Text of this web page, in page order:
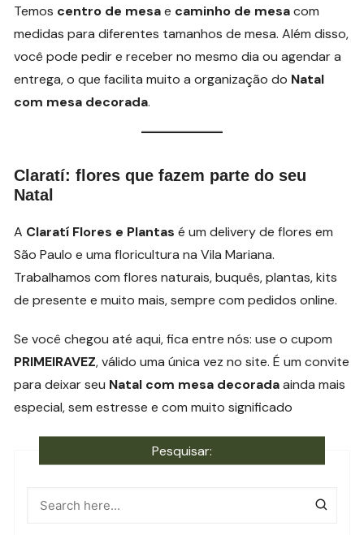
Temos centro de mesae caminho de mesacom
medidas para diferentes tamanhos de mesa. Além disso,
você pode pedir e receber no mesmo dia ou agendar a
entrega, o que facilita muito a organização do Natal
com mesa decorada.
Claratí: flores que fazem parte do seu
Natal
A Claratí Flores e Plantas é um delivery de flores em
São Paulo e uma floricultura na Vila Mariana.
Trabalhamos com flores naturais, buquês, plantas, kits
de presente e muito mais, sempre com pedidos online.
Se você chegou até aqui, fica entre nós: use o cupom
PRIMEIRAVEZ, válido uma única vez no site. É um convite
para deixar seu Natal com mesa decoradaainda mais
especial, sem estresse e com muito significado
Pesquisar: